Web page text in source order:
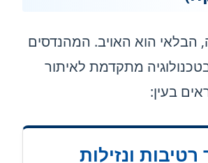
הבלאי הוא האויב. המהנדסים
מתקדמת לאיתור
בעין:
רטיבות ונזילות